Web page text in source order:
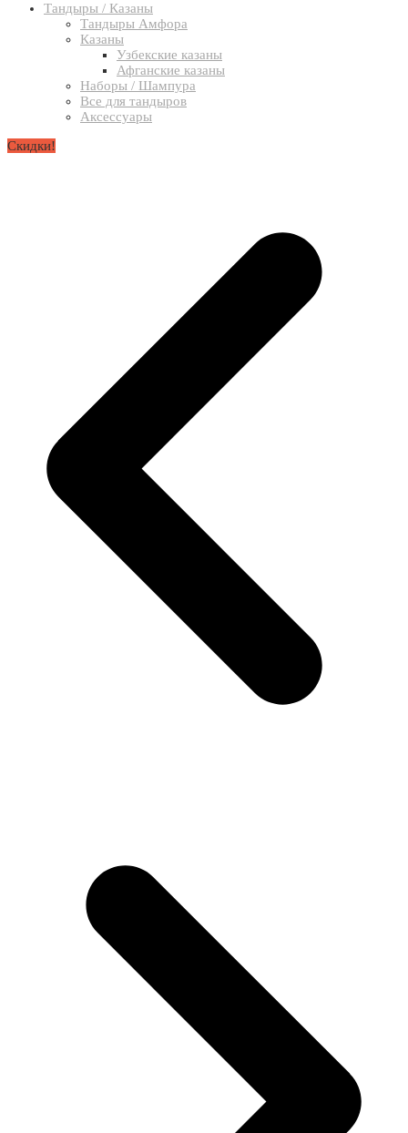
Тандыры / Казаны
Тандыры Амфора
Казаны
Узбекские казаны
Афганские казаны
Наборы / Шампура
Все для тандыров
Аксессуары
Скидки!